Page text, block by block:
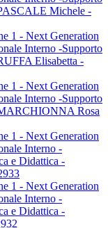
Michele -
1 - Next Generation
Interno -Supporto
Elisabetta -
1 - Next Generation
Interno -Supporto
Rosa
1 - Next Generation
Interno -
e Didattica -
1 - Next Generation
Interno -
e Didattica -